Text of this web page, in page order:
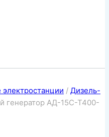
/ Дизель-
генератор АД-15С-Т400-